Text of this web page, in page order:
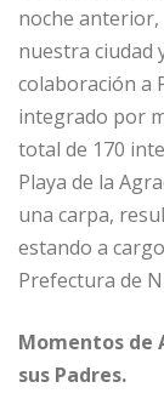
noche anterior,
nuestra ciudad
colaboración a
integrado por
total de 170
Playa de la
una carpa,
estando a
Prefectura de
Momentos de
sus Padres.